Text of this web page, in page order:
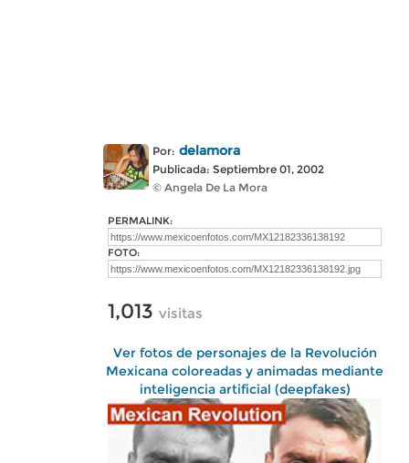
Por: delamora
Publicada: Septiembre 01, 2002
© Angela De La Mora
PERMALINK:
FOTO:
1,013 visitas
Ver fotos de personajes de la Revolución
Mexicana coloreadas y animadas mediante
inteligencia artificial (deepfakes)